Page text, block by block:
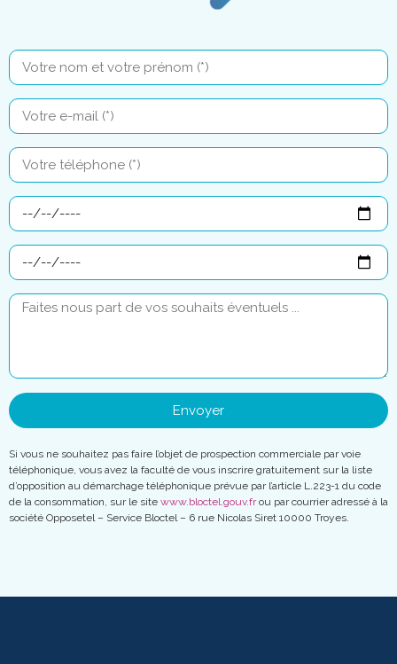
Envoyer
Si vous ne souhaitez pas faire l’objet de prospection commerciale par voie
téléphonique, vous avez la faculté de vous inscrire gratuitement sur la liste
d’opposition au démarchage téléphonique prévue par l’article L.223-1 du code
de la consommation, sur le site www.bloctel.gouv.frou par courrier adressé à la
société Opposetel – Service Bloctel – 6 rue Nicolas Siret 10000 Troyes.